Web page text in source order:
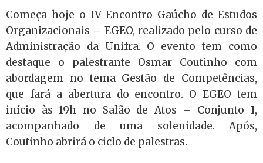
Começa hoje o IV Encontro Gaúcho de Estudos
Organizacionais – EGEO, realizado pelo curso de
Administração da Unifra. O evento tem como
destaque o palestrante Osmar Coutinho com
abordagem no tema Gestão de Competências,
que fará a abertura do encontro. O EGEO tem
início às 19h no Salão de Atos – Conjunto I,
acompanhado de uma solenidade. Após,
Coutinho abrirá o ciclo de palestras.